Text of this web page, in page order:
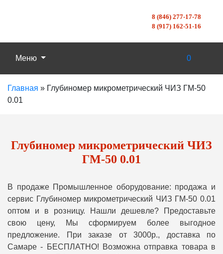
8 (846) 277-17-78
8 (917) 162-51-16
Меню 0
Главная » Глубиномер микрометрический ЧИЗ ГМ-50
0.01
Глубиномер микрометрический ЧИЗ
ГМ-50 0.01
В продаже Промышленное оборудование: продажа и
сервис Глубиномер микрометрический ЧИЗ ГМ-50 0.01
оптом и в розницу. Нашли дешевле? Предоставьте
свою цену, Мы сформируем более выгодное
предложение. При заказе от 3000р., доставка по
Самаре - БЕСПЛАТНО! Возможна отправка товара в